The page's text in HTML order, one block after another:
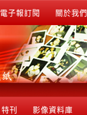
電子報訂閱 關於我們
特刊 影像資料庫